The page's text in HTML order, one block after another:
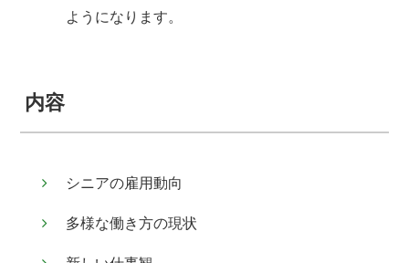
ようになります。
内容
シニアの雇用動向
多様な働き方の現状